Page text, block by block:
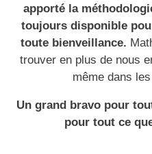
★★★ Témoignages
À Propos
apporté la
toujours disponible
toute bienveillance.
trouver en plus de nous
même dans
Un grand bravo pour
pour tout ce